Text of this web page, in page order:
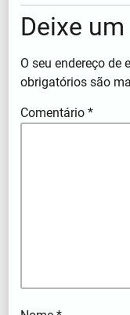
Deixe
O seu endereço de
obrigatórios são
Comentário*